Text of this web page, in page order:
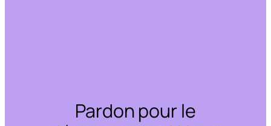
Pardon pour le